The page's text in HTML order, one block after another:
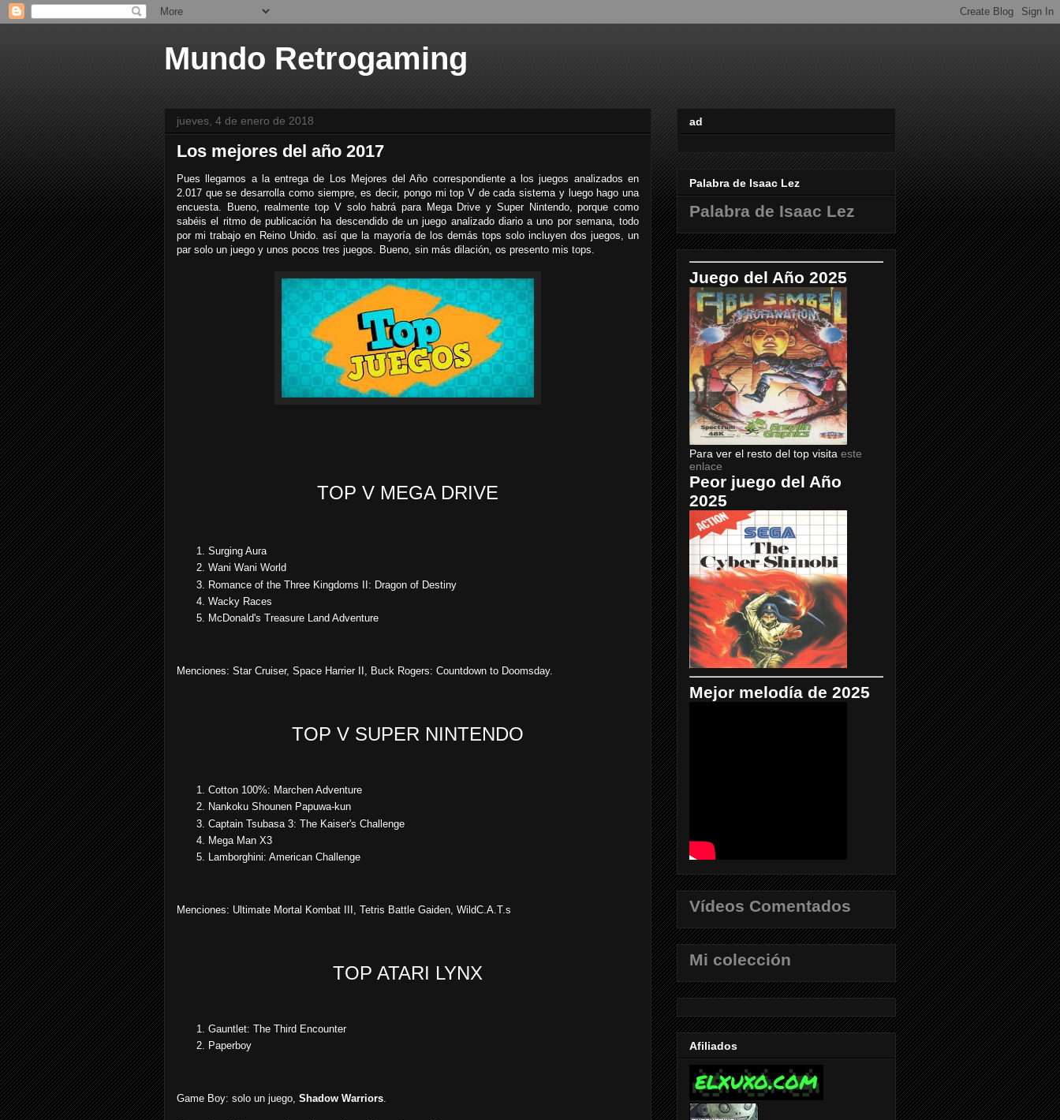
Mundo Retrogaming
jueves, 4 de enero de 2018
Los mejores del año 2017
Pues llegamos a la entrega de Los Mejores del Año correspondiente a los juegos analizados en
2.017 que se desarrolla como siempre, es decir, pongo mi top V de cada sistema y luego hago una
encuesta. Bueno, realmente top V solo habrá para Mega Drive y Super Nintendo, porque como
sabéis el ritmo de publicación ha descendido de un juego analizado diario a uno por semana, todo
por mi trabajo en Reino Unido. así que la mayoría de los demás tops solo incluyen dos juegos, un
par solo un juego y unos pocos tres juegos. Bueno, sin más dilación, os presento mis tops.
TOP V MEGA DRIVE
Surging Aura
Wani Wani World
Romance of the Three Kingdoms II: Dragon of Destiny
Wacky Races
McDonald's Treasure Land Adventure
Menciones: Star Cruiser, Space Harrier II, Buck Rogers: Countdown to Doomsday.
TOP V SUPER NINTENDO
Cotton 100%: Marchen Adventure
Nankoku Shounen Papuwa-kun
Captain Tsubasa 3: The Kaiser's Challenge
Mega Man X3
Lamborghini: American Challenge
Menciones: Ultimate Mortal Kombat III, Tetris Battle Gaiden, WildC.A.T.s
TOP ATARI LYNX
Gauntlet: The Third Encounter
Paperboy
Game Boy: solo un juego, Shadow Warriors.
ad
Palabra de Isaac Lez
Palabra de Isaac Lez
Juego del Año 2025
Para ver el resto del top visita este
enlace
Peor juego del Año
2025
Mejor melodía de 2025
Vídeos Comentados
Mi colección
Afiliados